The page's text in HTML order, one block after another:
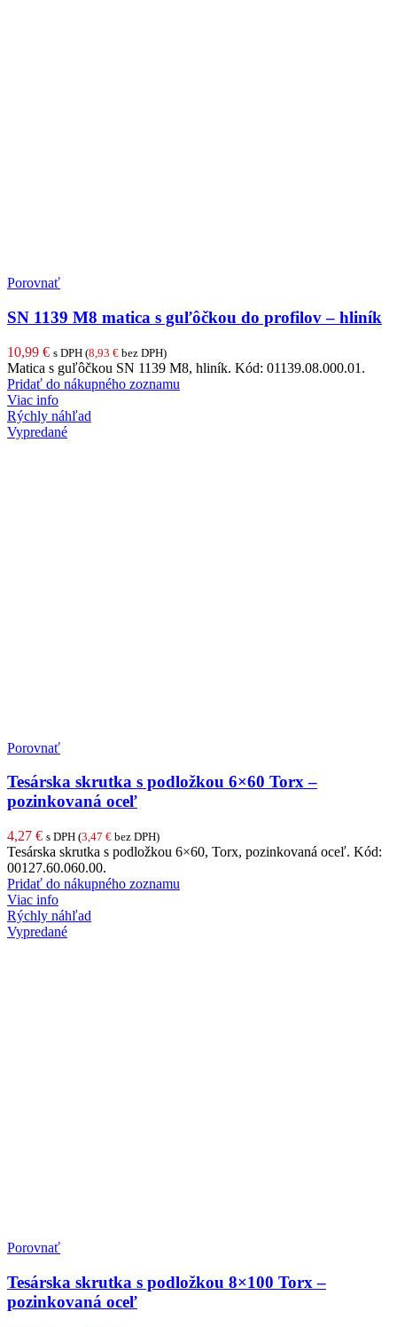
Porovnať
SN 1139 M8 matica s guľôčkou do profilov – hliník
10,99 € s DPH (8,93 € bez DPH)
Matica s guľôčkou SN 1139 M8, hliník. Kód: 01139.08.000.01.
Pridať do nákupného zoznamu
Viac info
Rýchly náhľad
Vypredané
Porovnať
Tesárska skrutka s podložkou 6×60 Torx –
pozinkovaná oceľ
4,27 € s DPH (3,47 € bez DPH)
Tesárska skrutka s podložkou 6×60, Torx, pozinkovaná oceľ. Kód:
00127.60.060.00.
Pridať do nákupného zoznamu
Viac info
Rýchly náhľad
Vypredané
Porovnať
Tesárska skrutka s podložkou 8×100 Torx –
pozinkovaná oceľ